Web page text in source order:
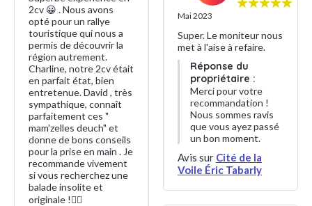
2cv 😀 . Nous avons
opté pour un rallye
touristique qui nous a
permis de découvrir la
région autrement.
Charline, notre 2cv était
en parfait état, bien
entretenue. David , très
sympathique, connaît
parfaitement ces "
mam'zelles deuch" et
donne de bons conseils
pour la prise en main . Je
recommande vivement
si vous recherchez une
balade insolite et
originale !👌🏻
Mai 2023
Super. Le moniteur nous
met à l'aise à refaire.
Réponse du
propriétaire :
Merci pour votre
recommandation !
Nous sommes ravis
que vous ayez passé
un bon moment.
Avis sur Cité de la
Voile Éric Tabarly